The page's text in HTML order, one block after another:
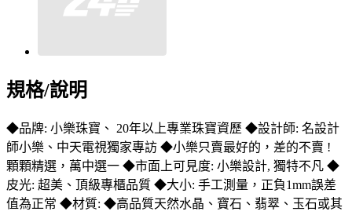
規格/說明
◆品牌: 小樂珠寶、 20年以上專業珠寶資歷 ◆設計師: 名設計
師小樂、中天電視獨家專訪 ◆小樂只賣最好的，差的不賣 !
顆顆精選，萬中選一 ◆市面上可見度: 小樂設計, 獨特不凡 ◆
皮光: 超美、頂級專櫃品質 ◆大小: 手工測量，正負1mm誤差
值為正常 ◆材質: ◆高品質天然水晶、寶石、翡翠、玉石或其